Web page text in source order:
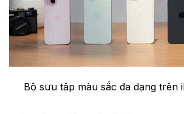
Bộ sưu tập màu sắc đa dạng trên